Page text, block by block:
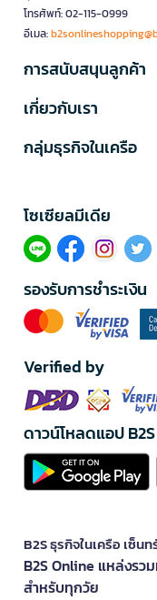
โทรศัพท์: 02-115-0999
อีเมล:
การสนับสนุนลูกค้า
เกี่ยวกับเรา
กลุ่มธุรกิจในเครือ
โซเซียลมีเดีย​
รองรับการชำระเงิน
Verified by
ดาวน์โหลดแอป B2S
B2S ธุรกิจในเครือ เซ็น
B2S Online แหล่งรว
สำหรับทุกวัย